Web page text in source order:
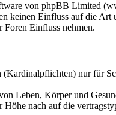
von phpBB Limited
keinen Einfluss auf die Art
Foren Einfluss nehmen.
nur für
Leben, Körper und
nach auf die